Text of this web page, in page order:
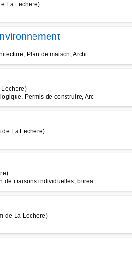
La Lechere)
Plan de maison, Archi
Lechere)
Permis de construire, Arc
de La Lechere)
de maisons individuelles, burea
de La Lechere)